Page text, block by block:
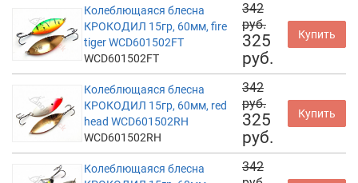
Колеблющаяся блесна
КРОКОДИЛ 15гр, 60мм, fire
tiger WCD601502FT
WCD601502FT
342
руб.
325
руб.
Купить
Колеблющаяся блесна
КРОКОДИЛ 15гр, 60мм, red
head WCD601502RH
WCD601502RH
342
руб.
325
руб.
Купить
Колеблющаяся блесна
342